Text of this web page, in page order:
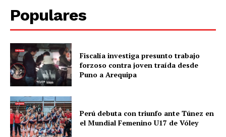
Populares
Fiscalía investiga presunto trabajo
forzoso contra joven traída desde
Puno a Arequipa
Perú debuta con triunfo ante Túnez en
el Mundial Femenino U17 de Vóley